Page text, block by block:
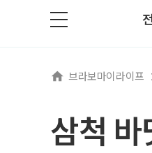
브라보마이라이프
삼척